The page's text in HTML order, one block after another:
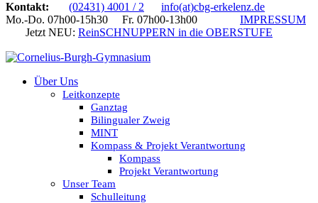
Kontakt: (02431) 4001 / 2
info(at)cbg-erkelenz.de
Mo.-Do. 07h00-15h30 Fr. 07h00-13h00 IMPRESSUM
Jetzt NEU: ReinSCHNUPPERN in die OBERSTUFE
Über Uns
Leitkonzepte
Ganztag
Bilingualer Zweig
MINT
Kompass & Projekt Verantwortung
Kompass
Projekt Verantwortung
Unser Team
Schulleitung